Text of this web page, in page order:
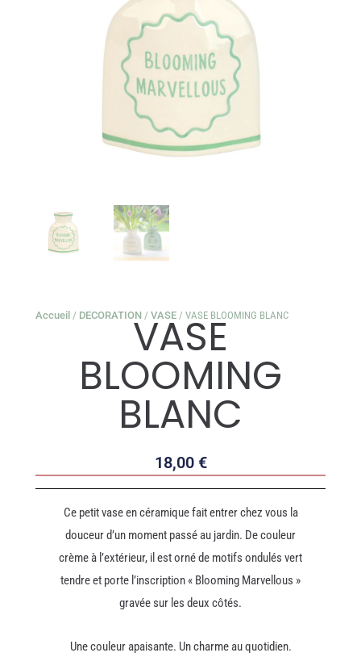
Accueil / DECORATION /VASE / VASE BLOOMING BLANC
VASE
BLOOMING
BLANC
18,00 €
Ce petit vase en céramique fait entrer chez vous la
douceur d’un moment passé au jardin. De couleur
crème à l’extérieur, il est orné de motifs ondulés vert
tendre et porte l’inscription « Blooming Marvellous »
gravée sur les deux côtés.
Une couleur apaisante. Un charme au quotidien.